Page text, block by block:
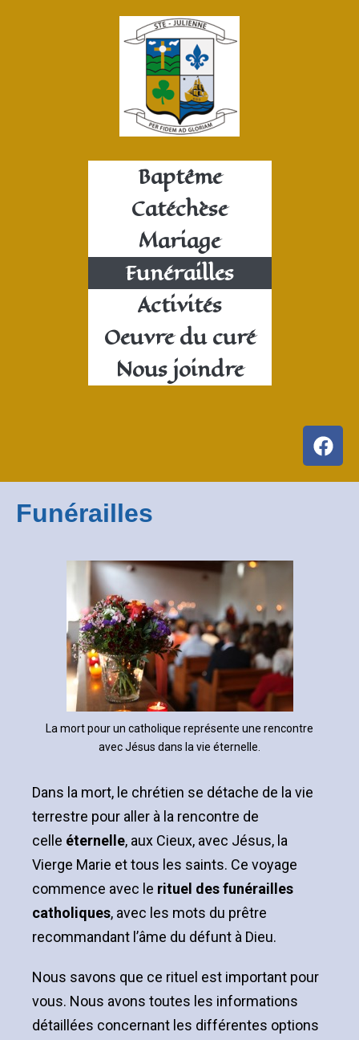
Baptême
Catéchèse
Mariage
Funérailles
Activités
Oeuvre du curé
Nous joindre
Funérailles
La mort pour un catholique représente une rencontre
avec Jésus dans la vie éternelle.
Dans la mort, le chrétien se détache de la vie
terrestre pour aller à la rencontre de
celle éternelle, aux Cieux, avec Jésus, la
Vierge Marie et tous les saints. Ce voyage
commence avec le rituel des funérailles
catholiques, avec les mots du prêtre
recommandant l’âme du défunt à Dieu.
Nous savons que ce rituel est important pour
vous. Nous avons toutes les informations
détaillées concernant les différentes options